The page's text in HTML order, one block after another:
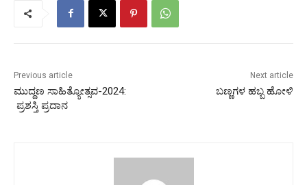
Previous article
ಮುದ್ದಣ ಸಾಹಿತ್ಯೋತ್ಸವ-2024:
ಪ್ರಶಸ್ತಿ ಪ್ರದಾನ
Next article
ಬಣ್ಣಗಳ ಹಬ್ಬ ಹೋಳಿ